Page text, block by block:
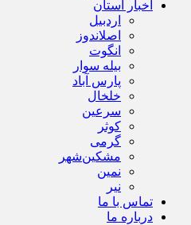
اخبار استان
اردبیل
اصلاندوز
انگوت
بیله سوار
پارس آباد
خلخال
سرعین
کوثر
گرمی
مشکین‌شهر
نمین
نیر
تماس با ما
درباره ما